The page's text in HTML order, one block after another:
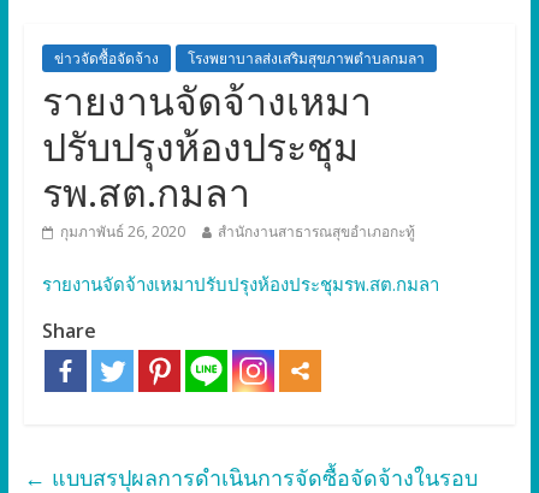
เจาะจงข่าวจัดซื้อจัดจ้าง โรงพยาบาลส่งเสริมสุขภาพตำบลกมลา
รายงานจัดจ้างเหมา
ปรับปรุงห้องประชุม
รพ.สต.กมลา
กุมภาพันธ์ 26, 2020 สำนักงานสาธารณสุขอำเภอกะทู้
รายงานจัดจ้างเหมาปรับปรุงห้องประชุมรพ.สต.กมลา
Share
← แบบสรปุผลการดำเนินการจัดซื้อจัดจ้างในรอบ